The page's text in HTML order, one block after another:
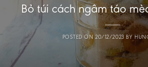
Bỏ túi cách ngâm táo
POSTED ON20/12/2023BY